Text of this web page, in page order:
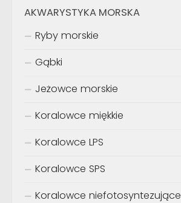
AKWARYSTYKA MORSKA
Ryby morskie
Gąbki
Jeżowce morskie
Koralowce miękkie
Koralowce LPS
Koralowce SPS
Koralowce niefotosyntezujące